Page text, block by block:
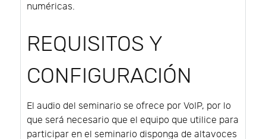
numéricas.
REQUISITOS Y
CONFIGURACIÓN
El audio del seminario se ofrece por VoIP, por lo
que será necesario que el equipo que utilice para
participar en el seminario disponga de altavoces